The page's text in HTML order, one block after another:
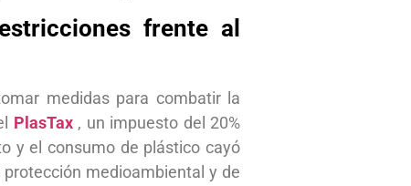
frente al
medidas para combatir la
PlasTax , un impuesto del 20%
y el consumo de plástico cayó
medioambiental y de